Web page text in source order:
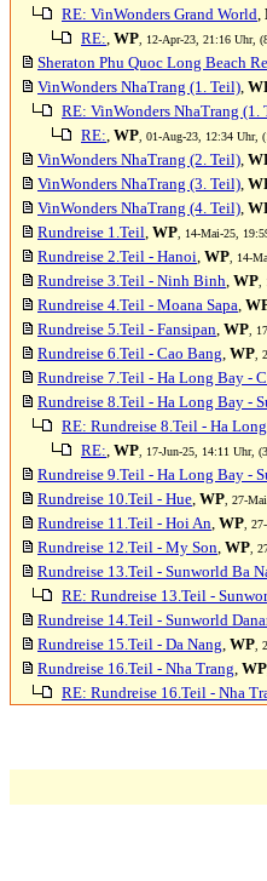
RE: VinWonders Grand World,
RE:, WP , 12-Apr-23, 21:16 Uhr,
Sheraton Phu Quoc Long Beach
VinWonders NhaTrang (1. Teil),
RE: VinWonders NhaTrang (1.
RE:, WP , 01-Aug-23, 12:34 Uhr,
VinWonders NhaTrang (2. Teil),
VinWonders NhaTrang (3. Teil),
VinWonders NhaTrang (4. Teil),
Rundreise 1.Teil, WP , 14-Mai-25,
Rundreise 2.Teil - Hanoi, WP , 14-
Rundreise 3.Teil - Ninh Binh, WP
Rundreise 4.Teil - Moana Sapa,
Rundreise 5.Teil - Fansipan, WP ,
Rundreise 6.Teil - Cao Bang, WP ,
Rundreise 7.Teil - Ha Long Bay -
Rundreise 8.Teil - Ha Long Bay -
RE: Rundreise 8.Teil - Ha
RE:, WP , 17-Jun-25, 14:11 Uhr,
Rundreise 9.Teil - Ha Long Bay -
Rundreise 10.Teil - Hue, WP , 27-
Rundreise 11.Teil - Hoi An, WP ,
Rundreise 12.Teil - My Son, WP ,
Rundreise 13.Teil - Sunworld Ba
RE: Rundreise 13.Teil -
Rundreise 14.Teil - Sunworld
Rundreise 15.Teil - Da Nang, WP ,
Rundreise 16.Teil - Nha Trang, WP
RE: Rundreise 16.Teil - Nha